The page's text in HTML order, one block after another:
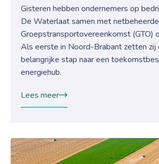
Gisteren hebben ondernemers op
De Waterlaat samen met
Groepstransportovereenkomst (GTO)
Als eerste in Noord-Brabant zetten zij
belangrijke stap naar een
energiehub.
Lees meer